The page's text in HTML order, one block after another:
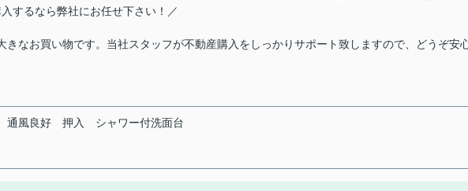
するなら弊社にお任せ下さい！／
きなお買い物です。当社スタッフが不動産購入をしっかりサポート致しますので、どうぞ安
通風良好 押入 シャワー付洗面台